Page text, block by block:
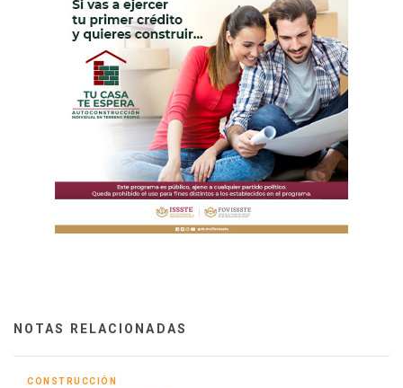
NOTAS RELACIONADAS
CONSTRUCCIÓN